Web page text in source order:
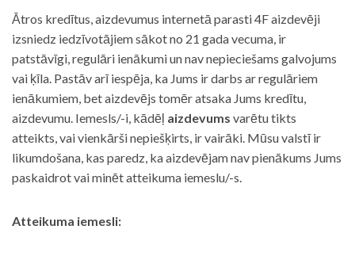
Ātros kredītus, aizdevumus internetā parasti 4F aizdevēji
izsniedz iedzīvotājiem sākot no 21 gada vecuma, ir
patstāvīgi, regulāri ienākumi un nav nepieciešams galvojums
vai ķīla. Pastāv arī iespēja, ka Jums ir darbs ar regulāriem
ienākumiem, bet aizdevējs tomēr atsaka Jums kredītu,
aizdevumu. Iemesls/-i, kādēļ aizdevums varētu tikts
atteikts, vai vienkārši nepiešķirts, ir vairāki. Mūsu valstī ir
likumdošana, kas paredz, ka aizdevējam nav pienākums Jums
paskaidrot vai minēt atteikuma iemeslu/-s.
Atteikuma iemesli: